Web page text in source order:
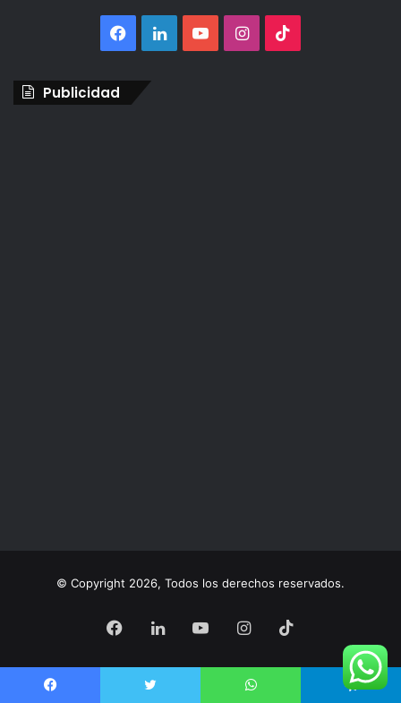
Facebook
LinkedInYouTubeInstagram
Publicidad
© Copyright 2026, Todos los derechos reservados.
Facebook
LinkedInYouTubeInstagram